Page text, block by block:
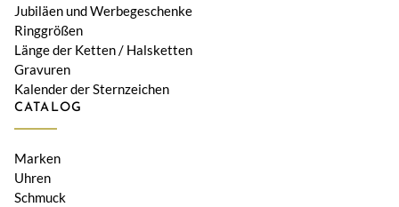
Jubiläen und Werbegeschenke
Ringgrößen
Länge der Ketten / Halsketten
Gravuren
Kalender der Sternzeichen
CATALOG
Marken
Uhren
Schmuck